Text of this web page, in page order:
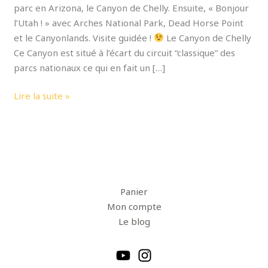
parc en Arizona, le Canyon de Chelly. Ensuite, « Bonjour
l’Utah ! » avec Arches National Park, Dead Horse Point
et le Canyonlands. Visite guidée !
Le Canyon de Chelly
Ce Canyon est situé à l’écart du circuit “classique” des
parcs nationaux ce qui en fait un […]
Lire la suite »
Panier
Mon compte
Le blog